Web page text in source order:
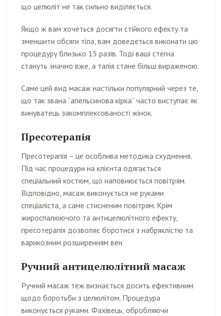
що целюліт не так сильно виділяється.
Якщо ж вам хочеться досягти стійкого ефекту та
зменшити обсяги тіла, вам доведеться виконати цю
процедуру близько 15 разів. Тоді ваші стегна
стануть значно вже, а талія стане більш вираженою.
Саме цей вид масаж настільки популярний через те,
що так звана “апельсинова кірка” часто виступає як
винуватець закомплексованості жінок.
Пресотерапія
Пресотерапія – це особлива методика схуднення.
Під час процедури на клієнта одягається
спеціальний костюм, що наповнюється повітрям.
Відповідно, масаж виконується не руками
спеціаліста, а саме стисненим повітрям. Крім
жироспалюючого та антицелюлітного ефекту,
пресотерапія дозволяє боротися з набряклістю та
варикозним розширенням вен.
Ручний антицелюлітний масаж
Ручний масаж теж визнається досить ефективним
щодо боротьби з целюлітом. Процедура
виконується руками. Фахівець, обробляючи